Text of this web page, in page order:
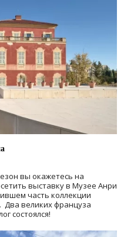
вы окажетесь на
выставку в Музее Анри
часть коллекции
Два великих француза
состоялся!